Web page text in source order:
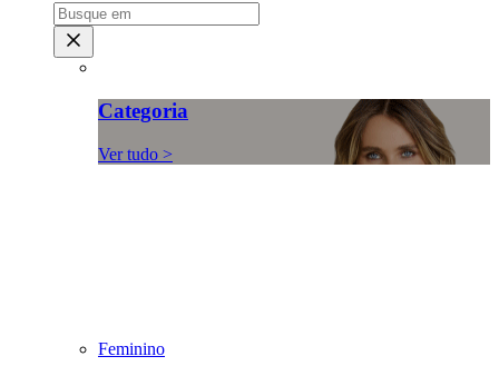
Categoria
Ver tudo >
Feminino